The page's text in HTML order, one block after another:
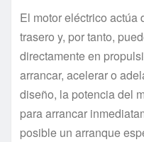
El motor eléctrico actúa
trasero y, por tanto,
directamente en
arrancar, acelerar o
diseño, la potencia del
para arrancar
posible un arranque